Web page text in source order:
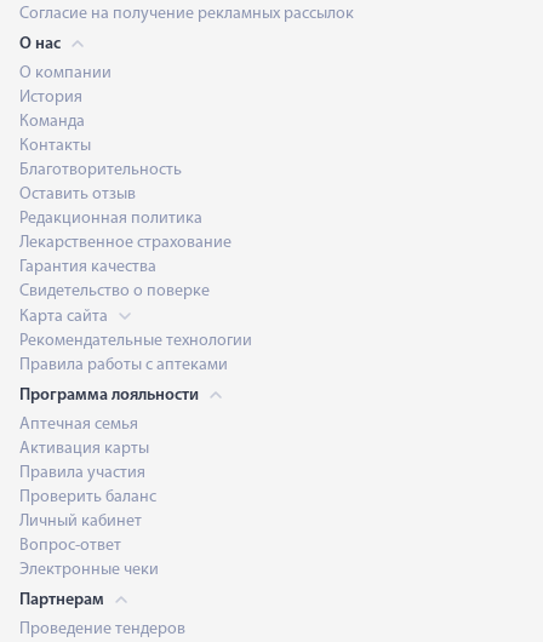
Согласие на получение рекламных рассылок
О нас
О компании
История
Команда
Контакты
Благотворительность
Оставить отзыв
Редакционная политика
Лекарственное страхование
Гарантия качества
Свидетельство о поверке
Карта сайта
Рекомендательные технологии
Правила работы с аптеками
Программа лояльности
Аптечная семья
Активация карты
Правила участия
Проверить баланс
Личный кабинет
Вопрос-ответ
Электронные чеки
Партнерам
Проведение тендеров